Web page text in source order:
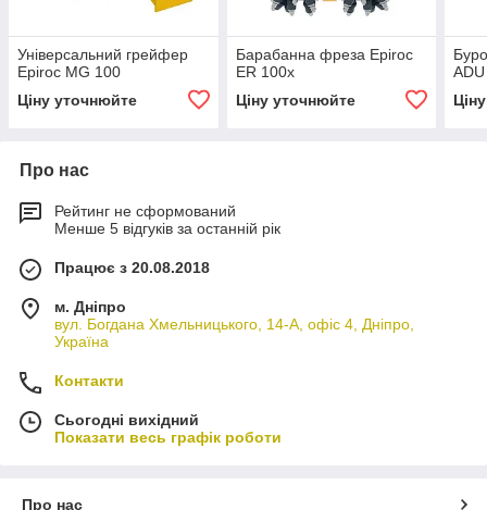
Універсальний грейфер
Epiroc MG 100
Ціну уточнюйте
Барабанна фреза Epiroc
ER 100x
Ціну уточнюйте
Про нас
Рейтинг не сформований
Менше 5 відгуків за останній рік
Працює з 20.08.2018
м. Дніпро
вул. Богдана Хмельницького, 14-А, офіс 4, Дніпро,
Україна
Контакти
Сьогодні вихідний
Показати весь графік роботи
Про нас